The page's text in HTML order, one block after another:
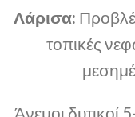
Λάρισα:
τοπικές
Άνεμοι δυτικοί